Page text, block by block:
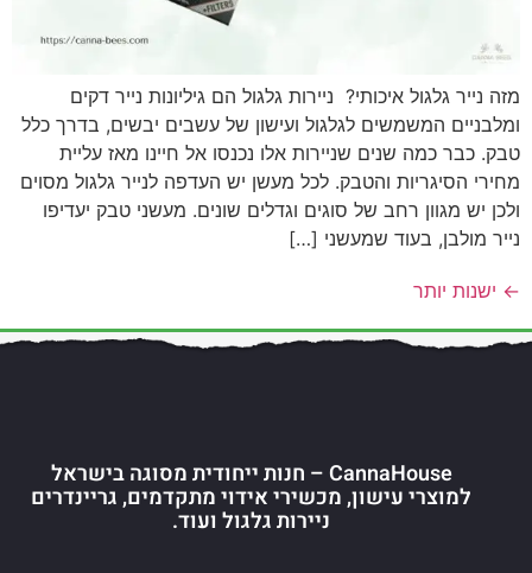
מזה נייר גלגול איכותי? ניירות גלגול הם גיליונות נייר דקים
ומלבניים המשמשים לגלגול ועישון של עשבים יבשים, בדרך כלל
טבק. כבר כמה שנים שניירות אלו נכנסו אל חיינו מאז עליית
מחירי הסיגריות והטבק. לכל מעשן יש העדפה לנייר גלגול מסוים
ולכן יש מגוון רחב של סוגים וגדלים שונים. מעשני טבק יעדיפו
נייר מולבן, בעוד שמעשני […]
← ישנות יותר
CannaHouse – חנות ייחודית מסוגה בישראל
למוצרי עישון, מכשירי אידוי מתקדמים, גריינדרים
ניירות גלגול ועוד.